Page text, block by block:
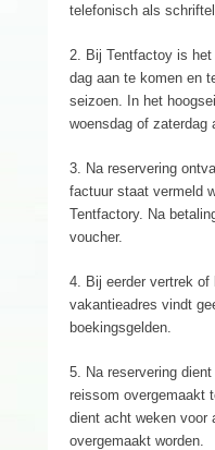
telefonisch als
2. Bij Tentfactoy is
dag aan te komen en
seizoen. In het
woensdag of zaterdag
3. Na reservering
factuur staat vermeld
Tentfactory. Na
voucher.
4. Bij eerder vertrek
vakantieadres vindt
boekingsgelden.
5. Na reservering
reissom overgemaakt
dient acht weken voor
overgemaakt worden.